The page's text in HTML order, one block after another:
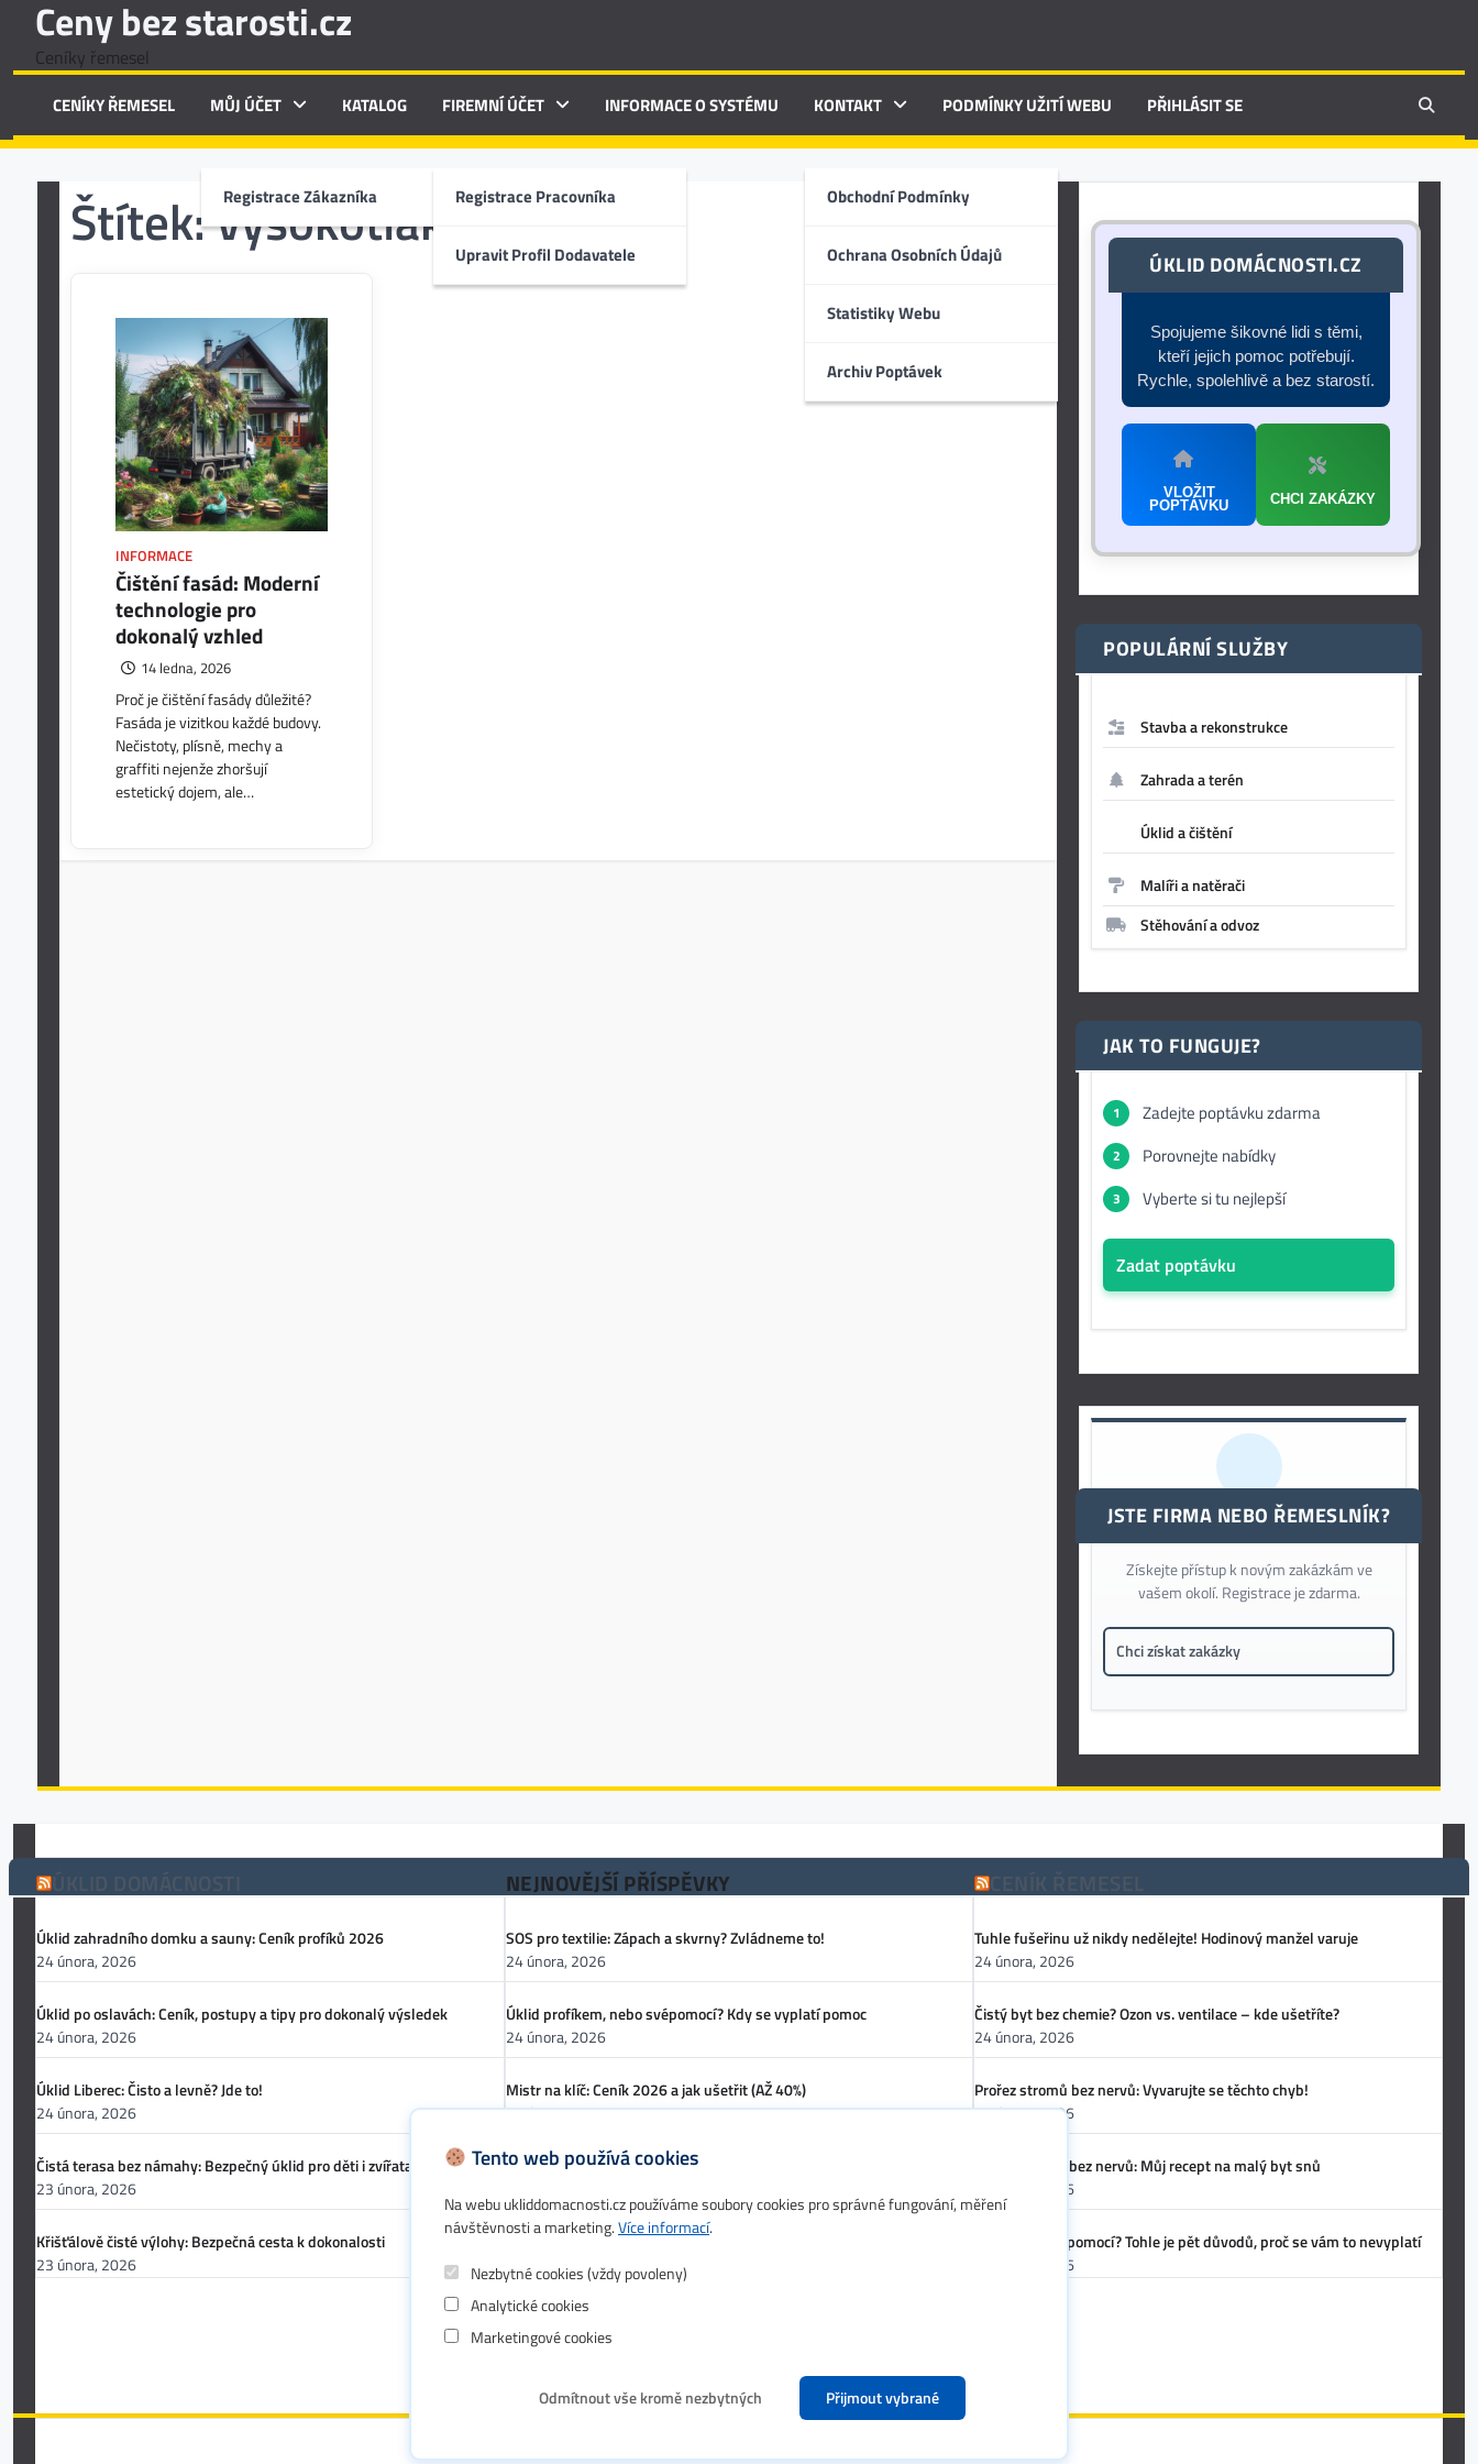
content
Ceny bez starosti.cz
Ceníky řemesel
CENÍKY ŘEMESEL MŮJ ÚČET
Registrace Zákazníka
KATALOG FIREMNÍ ÚČET
Registrace Pracovníka
Upravit Profil Dodavatele
INFORMACE O SYSTÉMU KONTAKT
Obchodní Podmínky
Ochrana Osobních Údajů
Statistiky Webu
Archiv Poptávek
PODMÍNKY UŽITÍ WEBU PŘIHLÁSIT SE
Štítek:vysokotlaké čištění
INFORMACE
Čištění fasád: Moderní
technologie pro
dokonalý vzhled
14 ledna, 2026
Proč je čištění fasády důležité?
Fasáda je vizitkou každé budovy.
Nečistoty, plísně, mechy a
graffiti nejenže zhoršují
estetický dojem, ale…
ÚKLID DOMÁCNOSTI.CZ
Spojujeme šikovné lidi s těmi,
kteří jejich pomoc potřebují.
Rychle, spolehlivě a bez starostí.
VLOŽIT
POPTÁVKU
CHCI ZAKÁZKY
POPULÁRNÍ SLUŽBY
Stavba a rekonstrukce
Zahrada a terén
Úklid a čištění
Malíři a natěrači
Stěhování a odvoz
JAK TO FUNGUJE?
1 Zadejte poptávku zdarma
2 Porovnejte nabídky
3 Vyberte si tu nejlepší
Zadat poptávku
JSTE FIRMA NEBO ŘEMESLNÍK?
Získejte přístup k novým zakázkám ve
vašem okolí. Registrace je zdarma.
Chci získat zakázky
ÚKLID DOMÁCNOSTI
Úklid zahradního domku a sauny: Ceník profíků 2026
24 února, 2026
Úklid po oslavách: Ceník, postupy a tipy pro dokonalý výsledek
24 února, 2026
Úklid Liberec: Čisto a levně? Jde to!
24 února, 2026
Čistá terasa bez námahy: Bezpečný úklid pro děti i zvířata
23 února, 2026
Křišťálově čisté výlohy: Bezpečná cesta k dokonalosti
23 února, 2026
NEJNOVĚJŠÍ PŘÍSPĚVKY
SOS pro textilie: Zápach a skvrny? Zvládneme to!
24 února, 2026
Úklid profíkem, nebo svépomocí? Kdy se vyplatí pomoc
24 února, 2026
Mistr na klíč: Ceník 2026 a jak ušetřit (AŽ 40%)
24 února, 2026
Lesklá podlaha bez starostí: Voskování strojem se vyplatí!
Společné prostory bez starostí: Jak ušetřit na úklidu?
23 února, 2026
CENÍK ŘEMESEL
Tuhle fušeřinu už nikdy nedělejte! Hodinový manžel varuje
24 února, 2026
Čistý byt bez chemie? Ozon vs. ventilace – kde ušetříte?
24 února, 2026
Prořez stromů bez nervů: Vyvarujte se těchto chyb!
24 února, 2026
Rekonstrukce bez nervů: Můj recept na malý byt snů
23 února, 2026
Stěhování svépomocí? Tohle je pět důvodů, proč se vám to nevyplatí
23 února, 2026
Tento web používá cookies
Na webu ukliddomacnosti.cz používáme soubory cookies pro správné fungování, měření
návštěvnosti a marketing.Více informací.
Nezbytné cookies (vždy povoleny)
Analytické cookies
Marketingové cookies
Odmítnout vše kromě nezbytných Přijmout vybrané